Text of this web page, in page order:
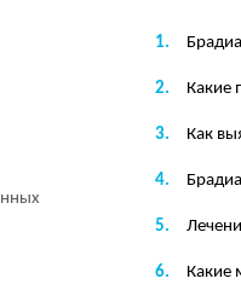
Какие
Как
Какие